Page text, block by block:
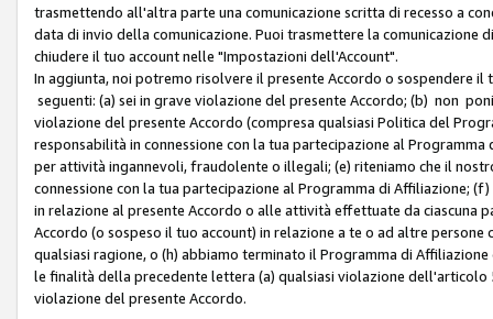
trasmettendo all'altra parte una comunicazione scritta di recesso a
data di invio della comunicazione. Puoi trasmettere la
chiudere il tuo account nelle "Impostazioni dell'Account".
In aggiunta, noi potremo risolvere il presente Accordo o sospendere
seguenti: (a) sei in grave violazione del presente Accordo; (b) non
violazione del presente Accordo (compresa qualsiasi Politica del
responsabilità in connessione con la tua partecipazione al
per attività ingannevoli, fraudolente o illegali; (e) riteniamo che il
connessione con la tua partecipazione al Programma di Affiliazione;
in relazione al presente Accordo o alle attività effettuate da ciascuna
Accordo (o sospeso il tuo account) in relazione a te o ad altre
qualsiasi ragione, o (h) abbiamo terminato il Programma di
le finalità della precedente lettera (a) qualsiasi violazione
violazione del presente Accordo.